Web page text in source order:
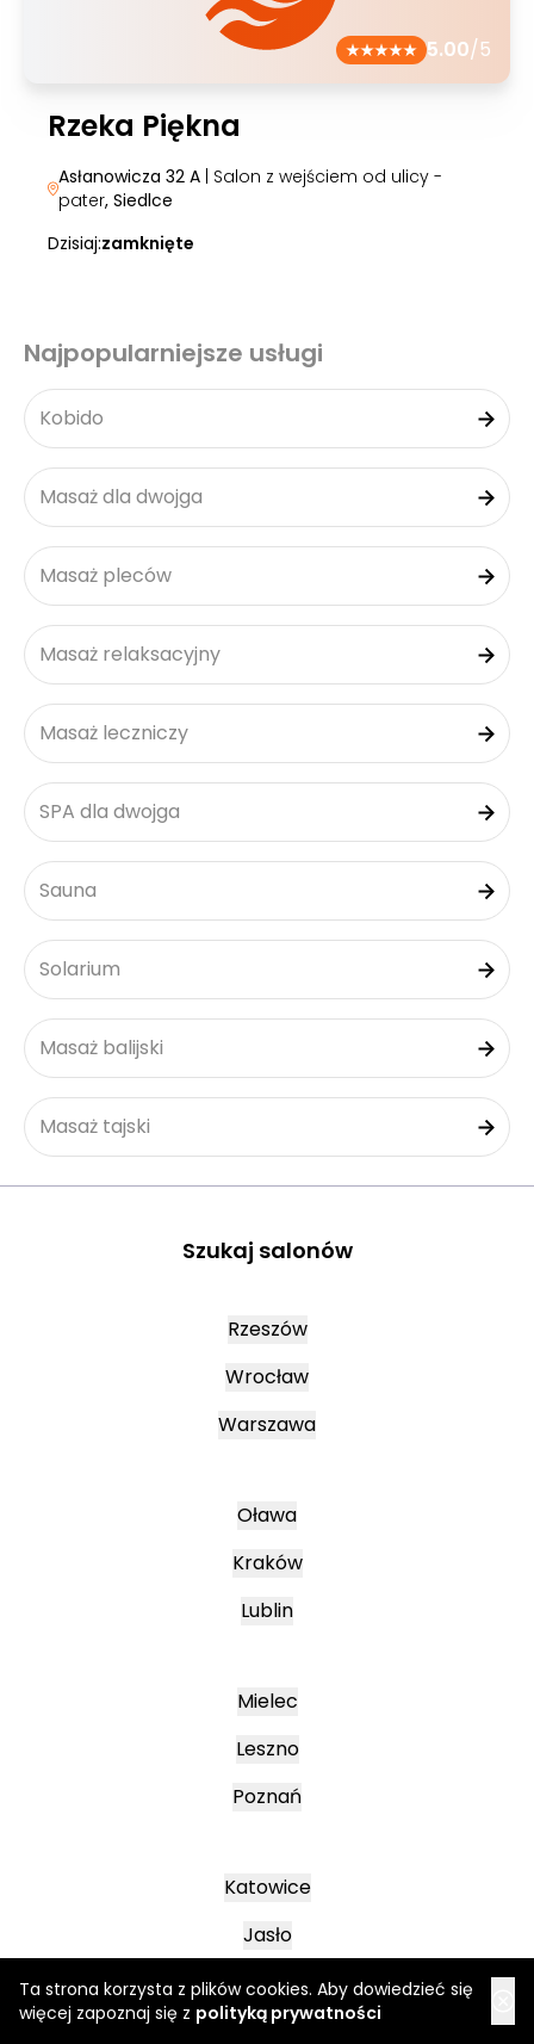
Ta strona korzysta z plików cookies. Aby dowiedzieć się
więcej zapoznaj się z polityką prywatności
5.00/5
Rzeka Piękna
Asłanowicza 32 A| Salon z wejściem od ulicy -
pater, Siedlce
Dzisiaj:zamknięte
Najpopularniejsze usługi
Kobido
Masaż dla dwojga
Masaż pleców
Masaż relaksacyjny
Masaż leczniczy
SPA dla dwojga
Sauna
Solarium
Masaż balijski
Masaż tajski
Szukaj salonów
Rzeszów
Wrocław
Warszawa
Oława
Kraków
Lublin
Mielec
Leszno
Poznań
Katowice
Jasło
Wałbrzych